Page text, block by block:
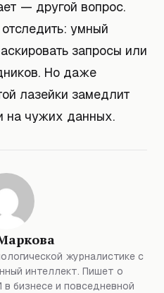
— другой вопрос.
умный
запросы или
Но даже
лазейки замедлит
на чужих данных.
журналистике с
интеллект. Пишет о
бизнесе и повседневной